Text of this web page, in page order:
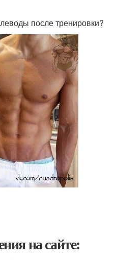
после тренировки?
на сайте: